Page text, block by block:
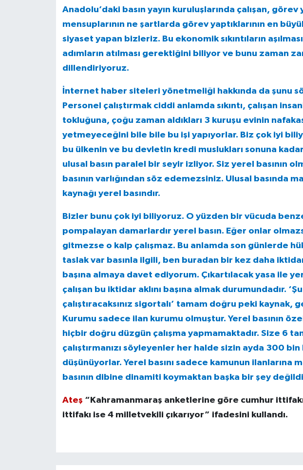
Anadolu’daki basın yayın kuruluşlarında çalışan, görev
mensuplarının ne şartlarda görev yaptıklarının en
siyaset yapan bizleriz. Bu ekonomik sıkıntıların
adımların atılması gerektiğini biliyor ve bunu zaman
dillendiriyoruz.
İnternet haber siteleri yönetmeliği hakkında da şunu
Personel çalıştırmak ciddi anlamda sıkıntı, çalışan
tokluğuna, çoğu zaman aldıkları 3 kuruşu evinin
yetmeyeceğini bile bile bu işi yapıyorlar. Biz çok iyi
bu ülkenin ve bu devletin kredi muslukları sonuna
ulusal basın paralel bir seyir izliyor. Siz yerel basının
basının varlığından söz edemezsiniz. Ulusal basında
kaynağı yerel basındır.
Bizler bunu çok iyi biliyoruz. O yüzden bir vücuda
pompalayan damarlardır yerel basın. Eğer onlar
gitmezse o kalp çalışmaz. Bu anlamda son günlerde
taslak var basınla ilgili, ben buradan bir kez daha iktidar
başına almaya davet ediyorum. Çıkartılacak yasa ile
çalışan bu iktidar aklını başına almak durumundadır.
çalıştıracaksınız sigortalı’ tamam doğru peki kaynak,
Kurumu sadece ilan kurumu olmuştur. Yerel basının
hiçbir doğru düzgün çalışma yapmamaktadır. Size 6
çalıştırmanızı söyleyenler her halde sizin ayda 300 bin
düşünüyorlar. Yerel basını sadece kamunun ilanlarına
basının dibine dinamiti koymaktan başka bir şey
Ateş “Kahramanmaraş anketlerine göre cumhur
ittifakı ise 4 milletvekili çıkarıyor” ifadesini kullandı.